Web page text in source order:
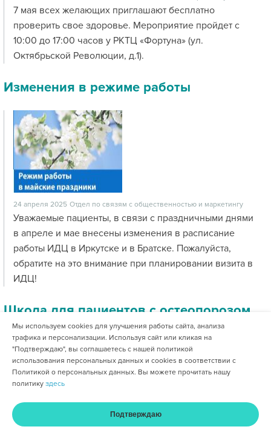
7 мая всех желающих приглашают бесплатно
проверить свое здоровье. Мероприятие пройдет с
10:00 до 17:00 часов у РКТЦ «Фортуна» (ул.
Октябрьской Революции, д.1).
Изменения в режиме работы
24 апреля 2025 Отдел по связям с общественностью и маркетингу
Уважаемые пациенты, в связи с праздничными днями
в апреле и мае внесены изменения в расписание
работы ИДЦ в Иркутске и в Братске. Пожалуйста,
обратите на это внимание при планировании визита в
ИДЦ!
Школа для пациентов с остеопорозом
17 апреля 2025 Отдел по связям с общественностью и маркетингу
Главная Услуги и цены Оплата Кабинет
Мы используем cookies для улучшения работы сайта, анализа
трафика и персонализации. Используя сайт или кликая на
"Подтверждаю", вы соглашаетесь с нашей политикой
использования персональных данных и cookies в соответствии с
Политикой о персональных данных. Вы можете прочитать нашу
политику здесь
Подтверждаю